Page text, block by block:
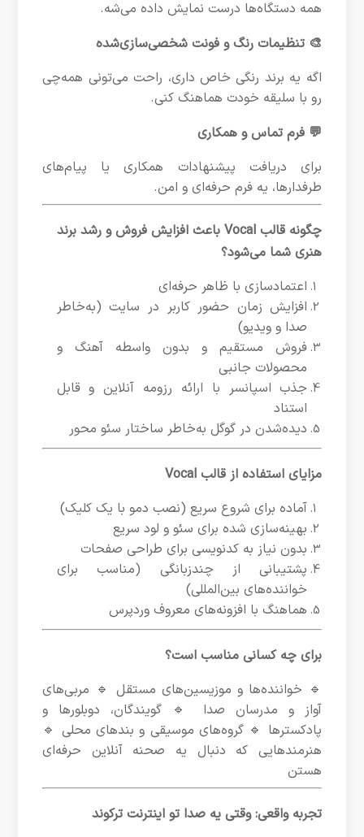
همه دستگاه‌ها درست نمایش داده می‌شه.
🎨 تنظیمات رنگ و فونت شخصی‌سازی‌شده
اگه یه برند رنگی خاص داری، راحت می‌تونی همه‌چی
رو با سلیقه خودت هماهنگ کنی.
💬 فرم تماس و همکاری
برای دریافت پیشنهادات همکاری یا پیام‌های
طرفدارها، یه فرم حرفه‌ای و امن.
چگونه قالب Vocal باعث افزایش فروش و رشد برند
هنری شما می‌شود؟
اعتمادسازی با ظاهر حرفه‌ای
افزایش زمان حضور کاربر در سایت (به‌خاطر
صدا و ویدیو)
فروش مستقیم و بدون واسطه آهنگ و
محصولات جانبی
جذب اسپانسر با ارائه رزومه آنلاین و قابل
استناد
دیده‌شدن در گوگل به‌خاطر ساختار سئو محور
مزایای استفاده از قالب Vocal
آماده برای شروع سریع (نصب دمو با یک کلیک)
بهینه‌سازی شده برای سئو و لود سریع
بدون نیاز به کدنویسی برای طراحی صفحات
پشتیبانی از چندزبانگی (مناسب برای
خواننده‌های بین‌المللی)
هماهنگ با افزونه‌های معروف وردپرس
برای چه کسانی مناسب است؟
🔹 خواننده‌ها و موزیسین‌های مستقل 🔹 مربی‌های
آواز و مدرسان صدا 🔹 گویندگان، دوبلورها و
پادکسترها 🔹 گروه‌های موسیقی و بندهای محلی 🔹
هنرمندهایی که دنبال یه صحنه آنلاین حرفه‌ای
هستن
تجربه واقعی: وقتی یه صدا تو اینترنت ترکوند